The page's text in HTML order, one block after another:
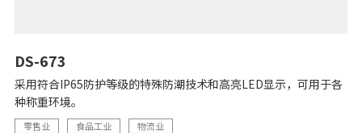
DS-673
采用符合IP65防护等级的特殊防潮技术和高亮LED显示，可用于各
种称重环境。
零售业 食品工业 物流业